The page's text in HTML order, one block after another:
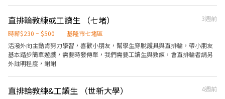
直排輪教練或工讀生 （七堵）
3週前
時薪$230 ~ $500
基隆市七堵區
活潑外向主動肯努力學習，喜歡小朋友，幫學生穿脫護具與直排輪，帶小朋友
基本踏步簡單遊戲，需要時發傳單，我們需要工讀生與教練，會直排輪者請另
外註明程度，謝謝
直排輪教練&工讀生 （世新大學）
4週前